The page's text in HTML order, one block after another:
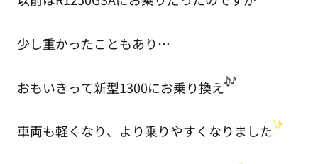
少し重かったこともあり…
おもいきって新型1300にお乗り換え
車両も軽くなり、より乗りやすくなりました